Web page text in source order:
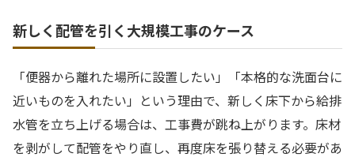
新しく配管を引く大規模工事のケース
「便器から離れた場所に設置したい」「本格的な洗面台に
近いものを入れたい」という理由で、新しく床下から給排
水管を立ち上げる場合は、工事費が跳ね上がります。床材
を剥がして配管をやり直し、再度床を張り替える必要があ